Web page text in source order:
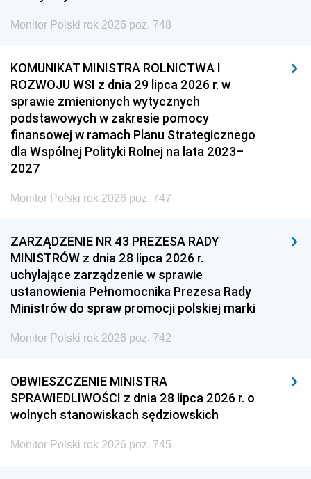
Monitor Polski rok 2026 poz. 748
KOMUNIKAT MINISTRA ROLNICTWA I
ROZWOJU WSI z dnia 29 lipca 2026 r. w
sprawie zmienionych wytycznych
podstawowych w zakresie pomocy
finansowej w ramach Planu Strategicznego
dla Wspólnej Polityki Rolnej na lata 2023–
2027
Monitor Polski rok 2026 poz. 747
ZARZĄDZENIE NR 43 PREZESA RADY
MINISTRÓW z dnia 28 lipca 2026 r.
uchylające zarządzenie w sprawie
ustanowienia Pełnomocnika Prezesa Rady
Ministrów do spraw promocji polskiej marki
Monitor Polski rok 2026 poz. 742
OBWIESZCZENIE MINISTRA
SPRAWIEDLIWOŚCI z dnia 28 lipca 2026 r. o
wolnych stanowiskach sędziowskich
Monitor Polski rok 2026 poz. 745